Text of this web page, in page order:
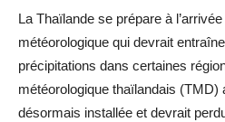
La Thaïlande se prépare à
météorologique qui devrait
précipitations dans certaines
météorologique thaïlandais
désormais installée et devrait